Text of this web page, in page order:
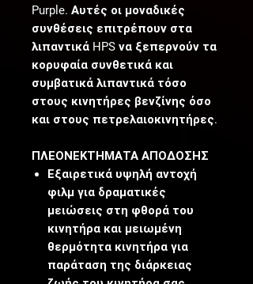
Purple. Αυτές οι μοναδικές
συνθέσεις επιτρέπουν στα
λιπαντικά HPS να ξεπερνούν τα
κορυφαία συνθετικά και
συμβατικά λιπαντικά τόσο
στους κινητήρες βενζίνης όσο
και στους πετρελαιοκινητήρες.
ΠΛΕΟΝΕΚΤΗΜΑΤΑ ΑΠΟΔΟΣΗΣ
Εξαιρετικά υψηλή αντοχή
φιλμ για δραματικές
μειώσεις στη φθορά του
κινητήρα και μειωμένη
θερμότητα κινητήρα για
παράταση της διάρκειας